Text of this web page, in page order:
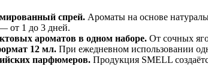
спрей. Ароматы на основе
от 1 до 3 дней.
ароматов в одном наборе. От сочных
12 мл. При ежедневном использовании
парфюмеров. Продукция SMELL